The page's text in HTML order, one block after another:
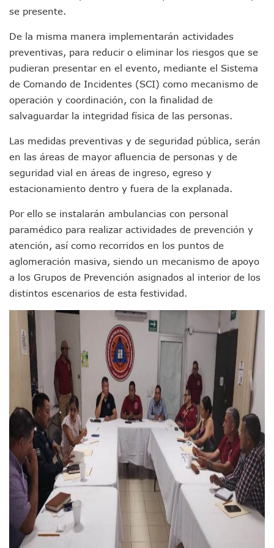
Mujeres Recorren Calles De Ixtapa Para Identificar
Bruno Blancas Convoca A Mesa De Análisis Para La
CUCosta E IMSS Nayarit Avanzan En Acuerdos Para
Videos De Presunto Convoy Armado Desatan Operativo
Playa Las Cocinas: Retiran Concesión Y Anuncian Plan De
Por Desaparición Forzada, Expolicías De Nayarit
“El Mayo” Zambada Es Condenado A Morir En Prisión En
Orgullo Vallartense: Zhoemí Luévanos Competirá En El
Brigada Forense Brindará Atención A Familias De
Vecinos De Vallarta 500 Exponen Queja De Vialidades A
Pelea De Extranjera Durante Función De “La Odisea” En
Llegan Camiones “oruga” A Puerto Vallarta Con
Coordinan Operativo Para Las Tradicionales Paseadas
Monzón Mexicano Causará Lluvias Muy Fuertes En
Acusado De Homicidio En El Tuito Permanecerá Un Año
Donald Trump Asistirá A La Final Del Mundial 2026 Entre
Retiran 10 Toneladas De Macroalga En Playa De
Arranca Copa México De Clavados Zapopan 2026 En El
Munguía Analiza Pedir 100 MDP De Adelanto De
Bomberas De Vallarta Asistirán A Simposio Internacional
Región Sanitaria VIII Activa Programa Para Menores Con
Asesinan A Regidora De Tecate Por Morena Y A Su
Recuperan Seis Vehículos Con Reporte De Robo Durante
SEP Asigna Escuelas Para El Ciclo 2026-2027 En Jalisco;
Tráfico Aéreo Cae En Puerto Vallarta Durante El 2026;
SAT Lleva Su Oficina Móvil A Talpa De Allende Para
Mediante Asambleas Informativas Juan Carlos Castro
IMSS Rehabilitará Infraestructura De La UMF No. 170 En
Puerto Vallarta Se Suma A Simulacro Estatal Por Bloqueos
Retiran Cacharros De 30 Puntos En Colonias De Puerto
Movimiento Ciudadano Capacita A Su Estructura
Hospital Civil De La Costa Inicia Su Construcción En Puerto
Fechas Y Sedes De Las Jornadas De Adopción De Perros
Accidente Fatal En La Autopista Guadalajara–Tepic Deja
Ra Aguilar Fortalece La Transformación Desde Las
se presente.
De la misma manera implementarán actividades
preventivas, para reducir o eliminar los riesgos que se
pudieran presentar en el evento, mediante el Sistema
de Comando de Incidentes (SCI) como mecanismo de
operación y coordinación, con la finalidad de
salvaguardar la integridad física de las personas.
Las medidas preventivas y de seguridad pública, serán
en las áreas de mayor afluencia de personas y de
seguridad vial en áreas de ingreso, egreso y
estacionamiento dentro y fuera de la explanada.
Por ello se instalarán ambulancias con personal
paramédico para realizar actividades de prevención y
atención, así como recorridos en los puntos de
aglomeración masiva, siendo un mecanismo de apoyo
a los Grupos de Prevención asignados al interior de los
distintos escenarios de esta festividad.